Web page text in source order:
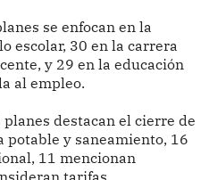
se enfocan en la
escolar, 30 en la carrera
y 29 en la educación
al empleo.
destacan el cierre de
potable y saneamiento, 16
11 mencionan